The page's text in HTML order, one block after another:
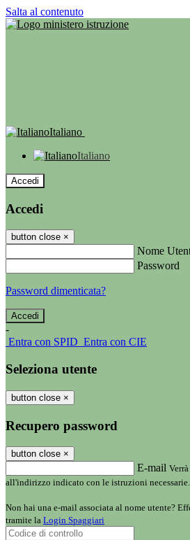
Salta al contenuto
Italiano
Italiano
Accedi
Accedi
button close ×
Nome
Password
Password dimenticata?
-
Entra con SPID Entra con CIE
Seleziona utente
button close ×
Recupero password
button close ×
E-mail
all'indirizzo indicato con le istruzioni necessarie.
Non hai una e-mail associata al nome utente?
tramite la Login Spaggiari